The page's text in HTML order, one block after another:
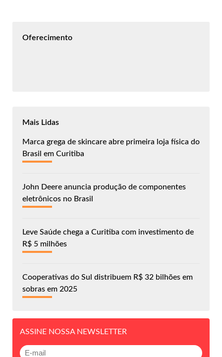
Oferecimento
Mais Lidas
Marca grega de skincare abre primeira loja física do
Brasil em Curitiba
John Deere anuncia produção de componentes
eletrônicos no Brasil
Leve Saúde chega a Curitiba com investimento de
R$ 5 milhões
Cooperativas do Sul distribuem R$ 32 bilhões em
sobras em 2025
ASSINE NOSSA NEWSLETTER